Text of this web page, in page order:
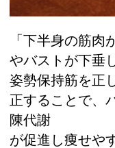
「下半身の筋肉
やバストが下垂
姿勢保持筋を正
正することで、
陳代謝
が促進し痩せや